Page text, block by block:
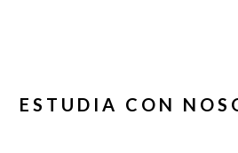
ESTUDIA CON